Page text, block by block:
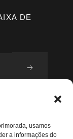
usamos
a informações do
DE
o meu
me emails